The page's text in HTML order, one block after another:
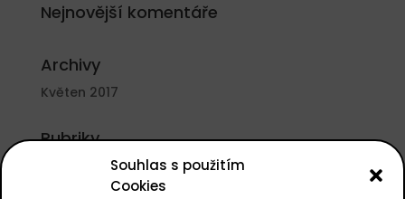
Souhlas s použitím
Cookies
Nejnovější komentáře
Archivy
Květen 2017
Rubriky
Nezařazené